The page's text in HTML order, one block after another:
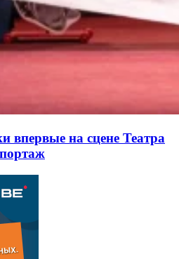
впервые на сцене Театра